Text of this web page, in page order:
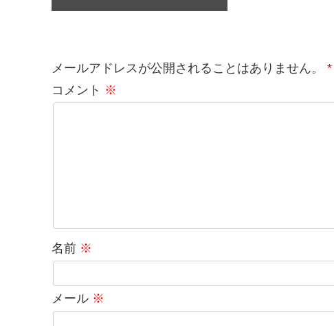
メールアドレスが公開されることはありません。 *
コメント ※
名前 ※
メール ※